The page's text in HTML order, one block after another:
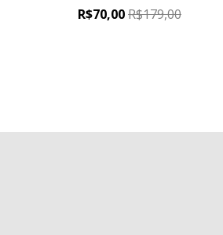
R$70,00R$179,00